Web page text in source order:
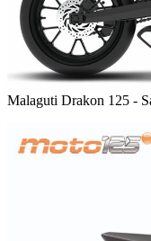
Malaguti Drakon 125 -